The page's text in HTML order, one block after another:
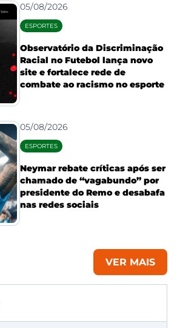
05/08/2026
ESPORTES
Observatório da Discriminação
Racial no Futebol lança novo
site e fortalece rede de
combate ao racismo no esporte
05/08/2026
ESPORTES
Neymar rebate críticas após ser
chamado de “vagabundo” por
presidente do Remo e desabafa
nas redes sociais
VER MAIS